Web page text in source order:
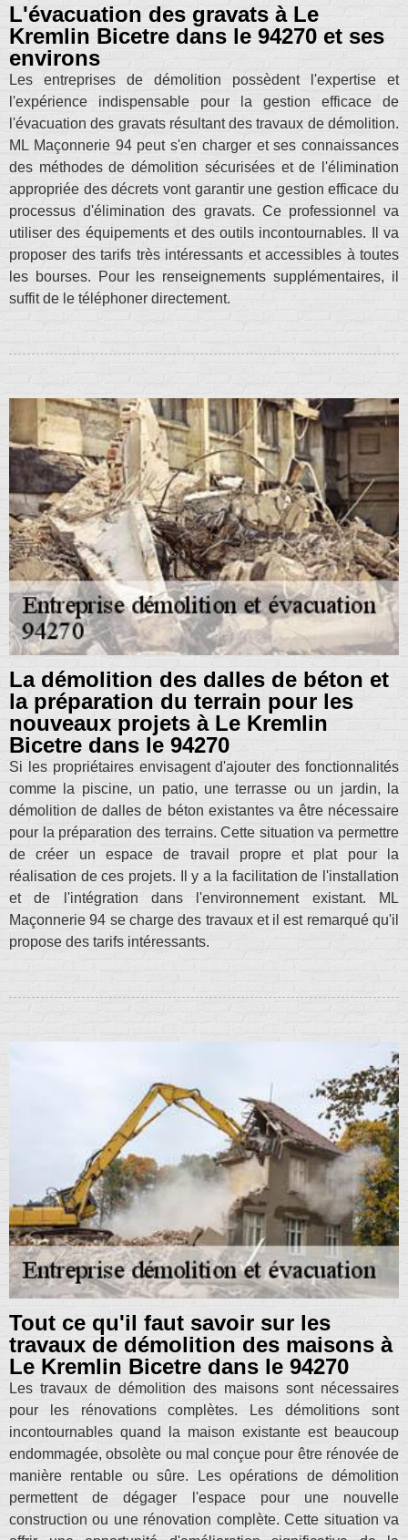
L'évacuation des gravats à Le
Kremlin Bicetre dans le 94270 et ses
environs
Les entreprises de démolition possèdent l'expertise et
l'expérience indispensable pour la gestion efficace de
l'évacuation des gravats résultant des travaux de démolition.
ML Maçonnerie 94 peut s'en charger et ses connaissances
des méthodes de démolition sécurisées et de l'élimination
appropriée des décrets vont garantir une gestion efficace du
processus d'élimination des gravats. Ce professionnel va
utiliser des équipements et des outils incontournables. Il va
proposer des tarifs très intéressants et accessibles à toutes
les bourses. Pour les renseignements supplémentaires, il
suffit de le téléphoner directement.
La démolition des dalles de béton et
la préparation du terrain pour les
nouveaux projets à Le Kremlin
Bicetre dans le 94270
Si les propriétaires envisagent d'ajouter des fonctionnalités
comme la piscine, un patio, une terrasse ou un jardin, la
démolition de dalles de béton existantes va être nécessaire
pour la préparation des terrains. Cette situation va permettre
de créer un espace de travail propre et plat pour la
réalisation de ces projets. Il y a la facilitation de l'installation
et de l'intégration dans l'environnement existant. ML
Maçonnerie 94 se charge des travaux et il est remarqué qu'il
propose des tarifs intéressants.
Tout ce qu'il faut savoir sur les
travaux de démolition des maisons à
Le Kremlin Bicetre dans le 94270
Les travaux de démolition des maisons sont nécessaires
pour les rénovations complètes. Les démolitions sont
incontournables quand la maison existante est beaucoup
endommagée, obsolète ou mal conçue pour être rénovée de
manière rentable ou sûre. Les opérations de démolition
permettent de dégager l'espace pour une nouvelle
construction ou une rénovation complète. Cette situation va